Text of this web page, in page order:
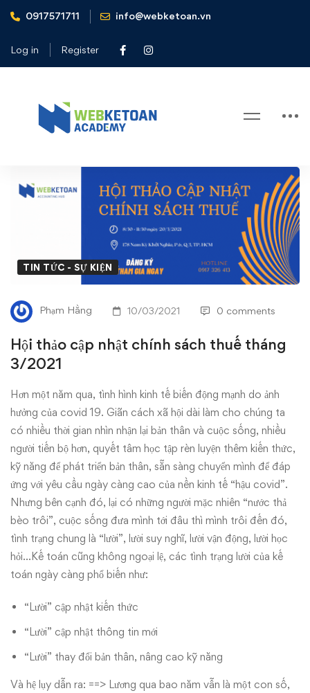
0917571711 info@webketoan.vn
Log in Register
Home
Tin tức - Sự kiện
Hội
nhật
chính
sách
thuế
tháng
3/2021
TIN TỨC - SỰ KIỆN
Phạm Hằng 10/03/2021 0 comments
Hội thảo cập nhật chính sách thuế tháng
3/2021
Hơn một năm qua, tình hình kinh tế biến động mạnh do ảnh
hưởng của covid 19. Giãn cách xã hội dài làm cho chúng ta
có nhiều thời gian nhìn nhận lại bản thân và cuộc sống, nhiều
người tiến bộ hơn, quyết tâm học tập rèn luyện thêm kiến thức,
kỹ năng để phát triển bản thân, sẵn sàng chuyển mình để đáp
ứng với yêu cầu ngày càng cao của nền kinh tế “hậu covid”.
Nhưng bên cạnh đó, lại có những người mặc nhiên “nước thả
bèo trôi”, cuộc sống đưa mình tới đâu thì mình trôi đến đó,
tình trạng chung là “lười”, lười suy nghĩ, lười vận động, lười học
hỏi…Kế toán cũng không ngoại lệ, các tình trạng lười của kế
toán ngày càng phổ biến như:
“Lười” cập nhật kiến thức
“Lười” cập nhật thông tin mới
“Lười” thay đổi bản thân, nâng cao kỹ năng
Và hệ lụy dẫn ra: ==> Lương qua bao năm vẫn là một con số,